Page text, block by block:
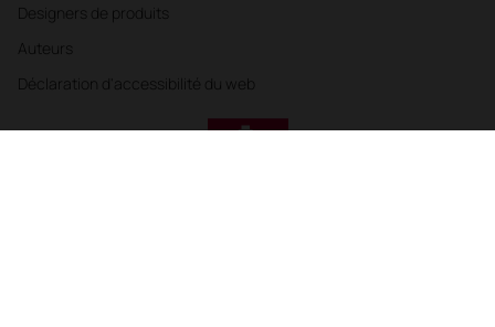
Designers de produits
Auteurs
Déclaration d'accessibilité du web